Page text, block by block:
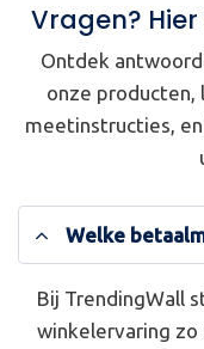
Vragen?
Ontdek
onze producten,
meetinstructies,
Welke
Bij TrendingWall
winkelervaring